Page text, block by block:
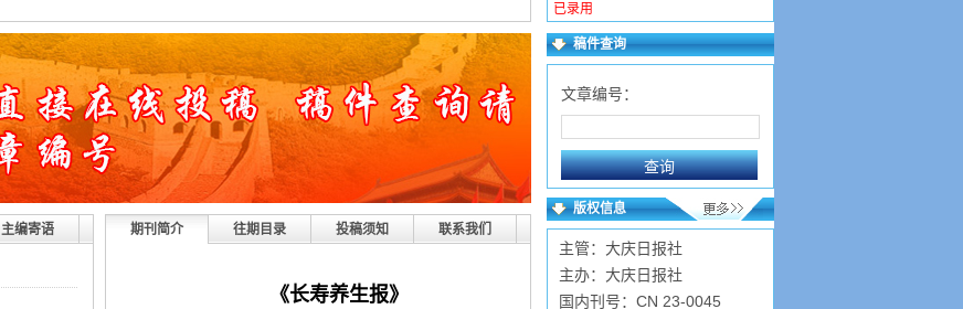
已录用
编号：D202684213258(赵志芳)
已录用
已录用
已录用
编号：D202684112145(杨雨桐)
已录用
编号：D20268495146(魏凤芝)
已录用
稿件查询
文章编号：
主编寄语 期刊简介 往期目录 投稿须知 联系我们
《长寿养生报》
版权信息
主管：大庆日报社
主办：大庆日报社
国内刊号：CN 23-0045